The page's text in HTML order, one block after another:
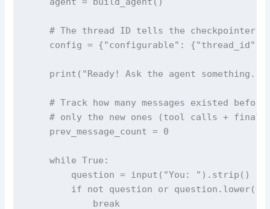
# The thread ID tells the checkpointer
config = {"configurable": {"thread_id":
print("Ready! Ask the agent something.
# Track how many messages existed
# only the new ones (tool calls + final
    prev_message_count = 0
    while True:
        question = input("You: ").strip()
if not question or question.lower()
            break